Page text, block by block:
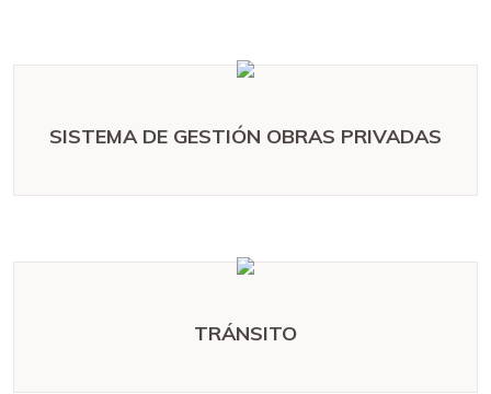
SISTEMA DE GESTIÓN OBRAS PRIVADAS
TRÁNSITO